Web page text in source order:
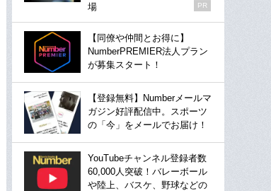
場
PR
【同僚や仲間とお得に】
NumberPREMIER法人プラン
が募集スタート！
【登録無料】Numberメールマ
ガジン好評配信中。スポーツ
の「今」をメールでお届け！
YouTubeチャンネル登録者数
60,000人突破！バレーボール
や陸上、バスケ、野球などの